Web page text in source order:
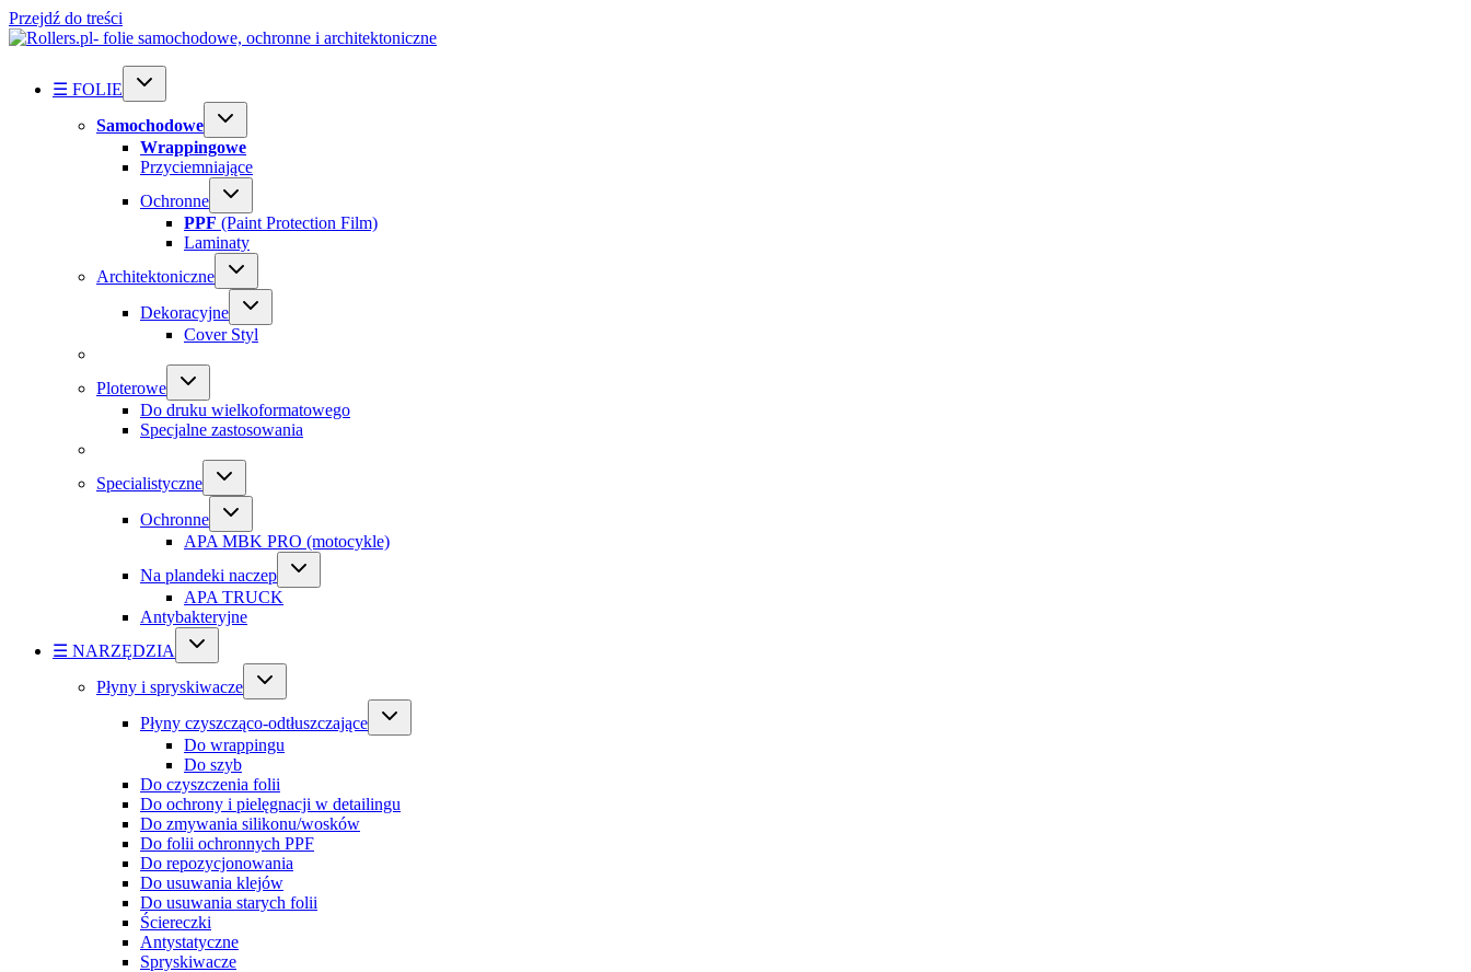
Przejdź do treści
☰ FOLIE
Samochodowe
Wrappingowe
Przyciemniające
Ochronne
PPF (Paint Protection Film)
Laminaty
Architektoniczne
Dekoracyjne
Cover Styl
Ploterowe
Do druku wielkoformatowego
Specjalne zastosowania
Specialistyczne
Ochronne
APA MBK PRO (motocykle)
Na plandeki naczep
APA TRUCK
Antybakteryjne
☰ NARZĘDZIA
Płyny i spryskiwacze
Płyny czyszcząco-odtłuszczające
Do wrappingu
Do szyb
Do czyszczenia folii
Do ochrony i pielęgnacji w detailingu
Do zmywania silikonu/wosków
Do folii ochronnych PPF
Do repozycjonowania
Do usuwania klejów
Do usuwania starych folii
Ściereczki
Antystatyczne
Spryskiwacze